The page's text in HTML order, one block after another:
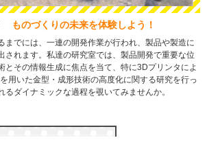
ものづくりの未来を体験しよう！
までには、一連の開発作業が行われ、製品や製造に
されます。私達の研究室では、製品開発で重要な位
とその情報生成に焦点を当て、特に3Dプリンタによ
用いた金型・成形技術の高度化に関する研究を行っ
るダイナミックな過程を覗いてみませんか。